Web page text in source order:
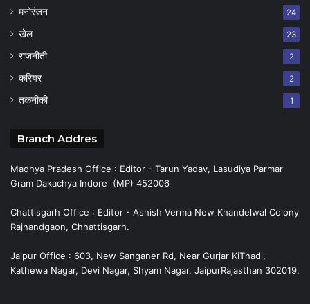
मनोरंजन 24
खेल 23
राजनीती 2
करियर 2
तकनीकी 1
Branch Addres
Madhya Pradesh Office : Editor - Tarun Yadav, Lasudiya Parmar
Gram Dakachya Indore (MP) 452006
Chattisgarh Office : Editor - Ashish Verma New Khandelwal Colony
Rajnandgaon, Chhattisgarh.
Jaipur Office : 603, New Sanganer Rd, Near Gurjar KiThadi,
Kathewa Nagar, Devi Nagar, Shyam Nagar, JaipurRajasthan 302019.